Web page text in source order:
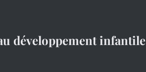
développement infantile